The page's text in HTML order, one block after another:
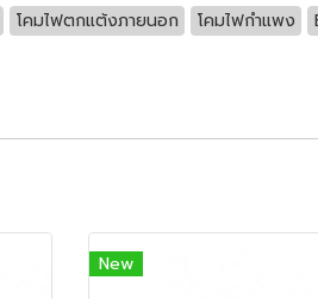
โคมไฟตกแต้งภายนอก โคมไฟกำแพง
New